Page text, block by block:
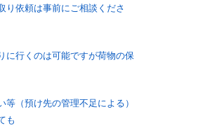
り依頼は事前にご相談くださ
に行くのは可能ですが荷物の保
等（預け先の管理不足による）
も